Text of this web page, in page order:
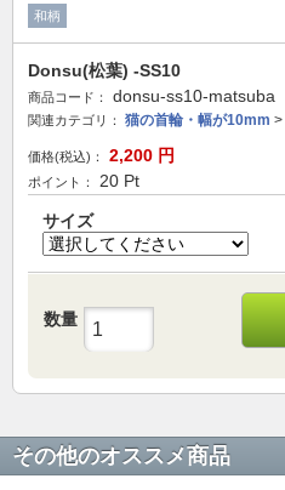
和柄
Donsu(松葉) -SS10
商品コード： donsu-ss10-matsuba
関連カテゴリ： 猫の首輪・幅が10mm >
価格(税込)： 2,200 円
ポイント： 20 Pt
サイズ
数量
その他のオススメ商品